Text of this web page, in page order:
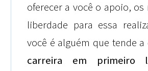
oferecer a você o apoio, os
liberdade para essa
você é alguém que tende a
carreira em primeiro